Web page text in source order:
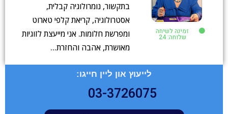
זמינה לשיחה
שלוחה: 24
בתקשור, נומרולוגיה קבלית,
אסטרולוגיה, קריאת קלפי טארוט
ומפרשת חלומות. אני מייעצת לזוגיות
מאושרת, אהבה והחזרת…
לייעוץ און ליין חייגו:
03-3726075